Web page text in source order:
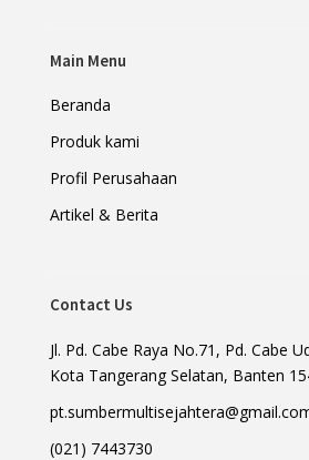
Main Menu
Beranda
Produk kami
Profil Perusahaan
Artikel & Berita
Contact Us
Jl. Pd. Cabe Raya No.71, Pd. Cabe
Kota Tangerang Selatan, Banten
(021) 7443730